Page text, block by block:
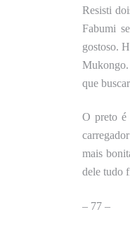
Resisti
Fabumi
gostoso.
Mukongo.
que
O preto é
mais
dele tudo
– 77 –